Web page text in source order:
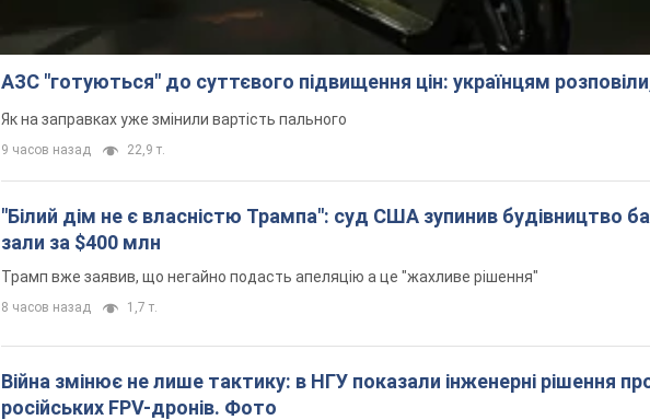
АЗС "готуються" до суттєвого підвищення цін: українцям
Як на заправках уже змінили вартість пального
9 часов назад 22,9 т.
"Білий дім не є власністю Трампа": суд США зупинив будівництво
зали за $400 млн
Трамп вже заявив, що негайно подасть апеляцію а це "жахливе рішення"
8 часов назад 1,7 т.
Війна змінює не лише тактику: в НГУ показали інженерні рішення
російських FPV-дронів. Фото